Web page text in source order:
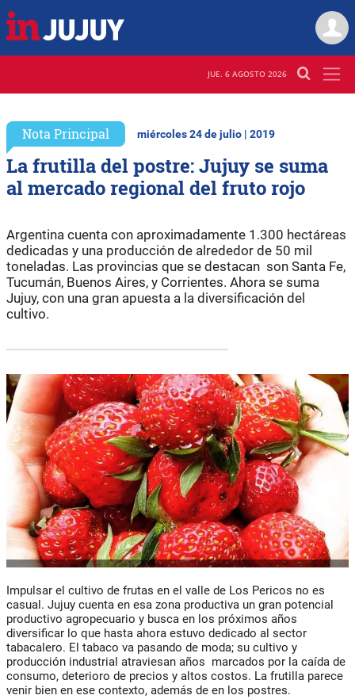
JUE. 6 AGOSTO 2026
Nota Principal miércoles 24 de julio | 2019
La frutilla del postre: Jujuy se suma
al mercado regional del fruto rojo
Argentina cuenta con aproximadamente 1.300 hectáreas
dedicadas y una producción de alrededor de 50 mil
toneladas. Las provincias que se destacan son Santa Fe,
Tucumán, Buenos Aires, y Corrientes. Ahora se suma
Jujuy, con una gran apuesta a la diversificación del
cultivo.
Impulsar el cultivo de frutas en el valle de Los Pericos no es
casual. Jujuy cuenta en esa zona productiva un gran potencial
productivo agropecuario y busca en los próximos años
diversificar lo que hasta ahora estuvo dedicado al sector
tabacalero. El tabaco va pasando de moda; su cultivo y
producción industrial atraviesan años marcados por la caída de
consumo, deterioro de precios y altos costos. La frutilla parece
venir bien en ese contexto, además de en los postres.